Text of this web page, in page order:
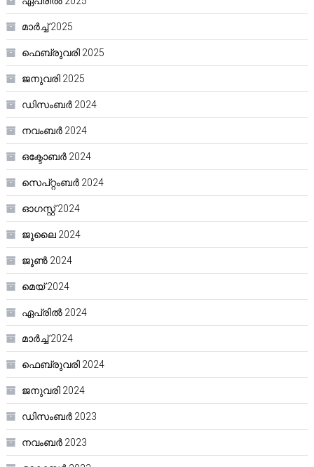
മാർച്ച്‌ 2025
ഫെബ്രുവരി 2025
ജനുവരി 2025
ഡിസംബർ 2024
നവംബർ 2024
ഒക്ടോബർ 2024
സെപ്റ്റംബർ 2024
ഓഗസ്റ്റ്‌ 2024
ജൂലൈ 2024
ജൂൺ 2024
മെയ്‌ 2024
ഏപ്രിൽ 2024
മാർച്ച്‌ 2024
ഫെബ്രുവരി 2024
ജനുവരി 2024
ഡിസംബർ 2023
നവംബർ 2023